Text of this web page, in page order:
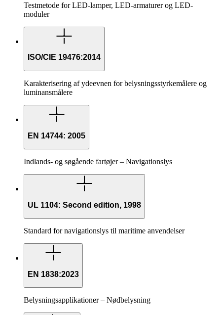
Testmetode for LED-lamper, LED-armaturer og LED-
moduler
ISO/CIE 19476:2014
Karakterisering af ydeevnen for belysningsstyrkemålere og
luminansmålere
EN 14744: 2005
Indlands- og søgående fartøjer – Navigationslys
UL 1104: Second edition, 1998
Standard for navigationslys til maritime anvendelser
EN 1838:2023
Belysningsapplikationer – Nødbelysning